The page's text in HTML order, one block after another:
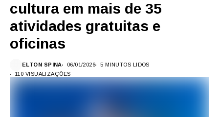
cultura em mais de 35
atividades gratuitas e
oficinas
ELTON SPINA 06/01/2026
5 MINUTOS LIDOS
110 VISUALIZAÇÕES